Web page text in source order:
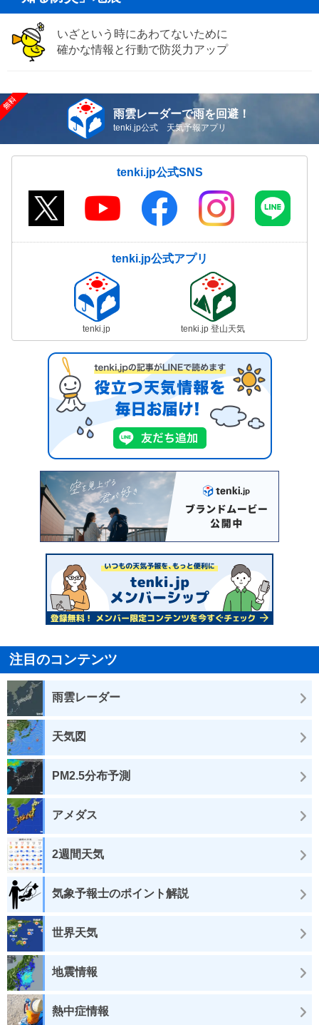
いざという時にあわてないために
確かな情報と行動で防災力アップ
雨雲レーダーで雨を回避！
tenki.jp公式 天気予報アプリ
tenki.jp公式SNS
tenki.jp公式アプリ
tenki.jp tenki.jp 登山天気
注目のコンテンツ
雨雲レーダー
天気図
PM2.5分布予測
アメダス
2週間天気
気象予報士のポイント解説
世界天気
地震情報
熱中症情報